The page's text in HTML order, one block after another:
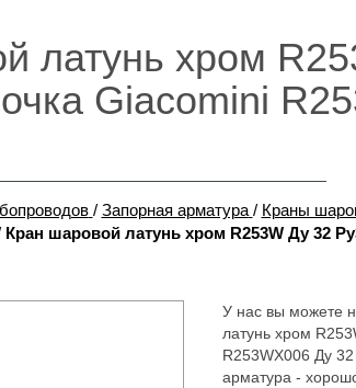
латунь хром
Giacomini
/ Запорная арматура / Краны
Кран шаровой латунь хром R253W Ду 32
У нас вы можете
латунь хром
R253WX006 Ду
арматура -